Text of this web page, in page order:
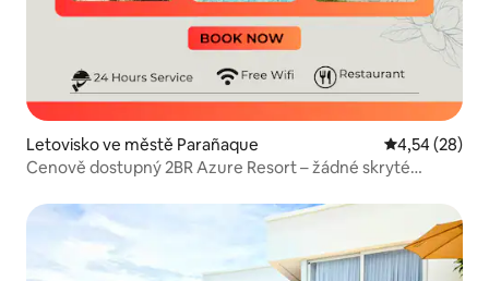
Letovisko ve městě Parañaque Průměrné
4,54 (28)
Cenově dostupný 2BR Azure Resort – žádné skryté